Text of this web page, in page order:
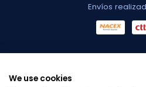
Envíos
We use cookies